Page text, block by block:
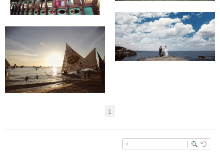
제주도
보라카이
1